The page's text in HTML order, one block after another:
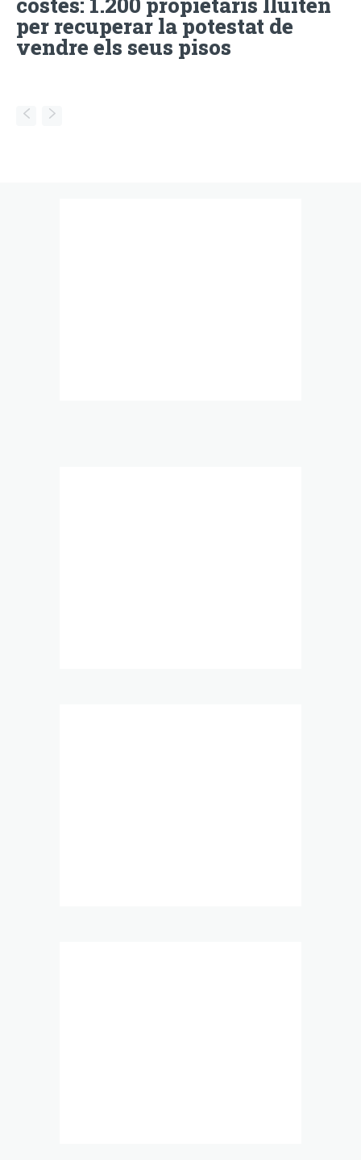
per recuperar la potestat de
vendre els seus pisos